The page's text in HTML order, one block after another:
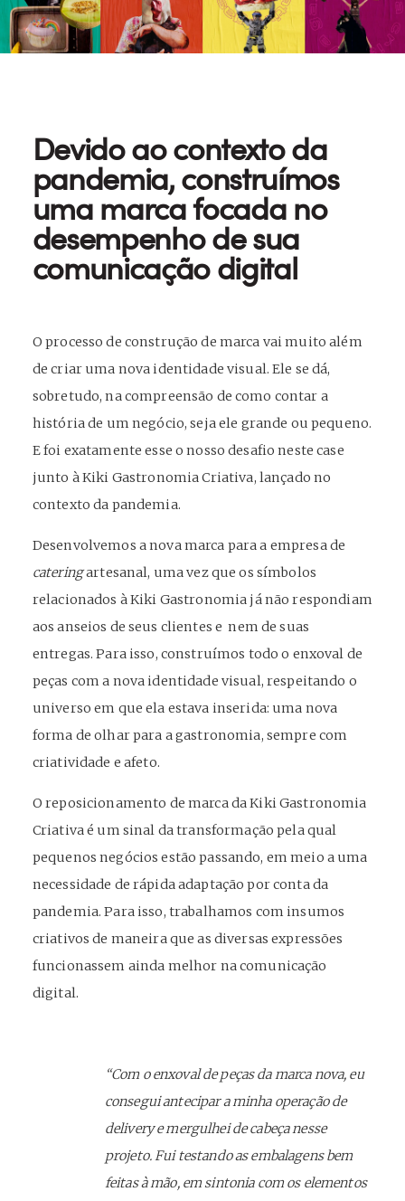
Devido ao contexto da
pandemia, construímos
uma marca focada no
desempenho de sua
comunicação digital
O processo de construção de marca vai muito além
de criar uma nova identidade visual. Ele se dá,
sobretudo, na compreensão de como contar a
história de um negócio, seja ele grande ou pequeno.
E foi exatamente esse o nosso desafio neste case
junto à Kiki Gastronomia Criativa, lançado no
contexto da pandemia.
Desenvolvemos a nova marca para a empresa de
cateringartesanal, uma vez que os símbolos
relacionados à Kiki Gastronomia já não respondiam
aos anseios de seus clientes e nem de suas
entregas. Para isso, construímos todo o enxoval de
peças com a nova identidade visual, respeitando o
universo em que ela estava inserida: uma nova
forma de olhar para a gastronomia, sempre com
criatividade e afeto.
O reposicionamento de marca da Kiki Gastronomia
Criativa é um sinal da transformação pela qual
pequenos negócios estão passando, em meio a uma
necessidade de rápida adaptação por conta da
pandemia. Para isso, trabalhamos com insumos
criativos de maneira que as diversas expressões
funcionassem ainda melhor na comunicação
digital.
“Com o enxoval de peças da marca nova, eu
consegui antecipar a minha operação de
delivery e mergulhei de cabeça nesse
projeto. Fui testando as embalagens bem
feitas à mão, em sintonia com os elementos